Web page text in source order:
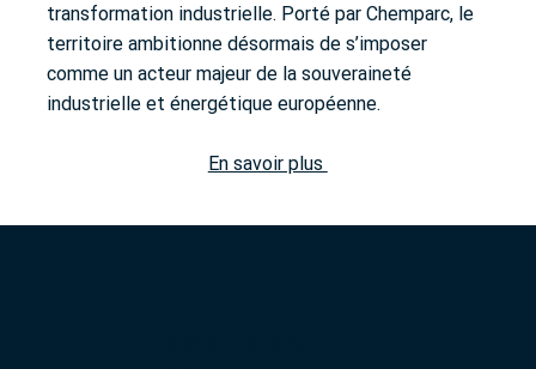
transformation industrielle. Porté par Chemparc, le
territoire ambitionne désormais de s’imposer
comme un acteur majeur de la souveraineté
industrielle et énergétique européenne.
En savoir plus